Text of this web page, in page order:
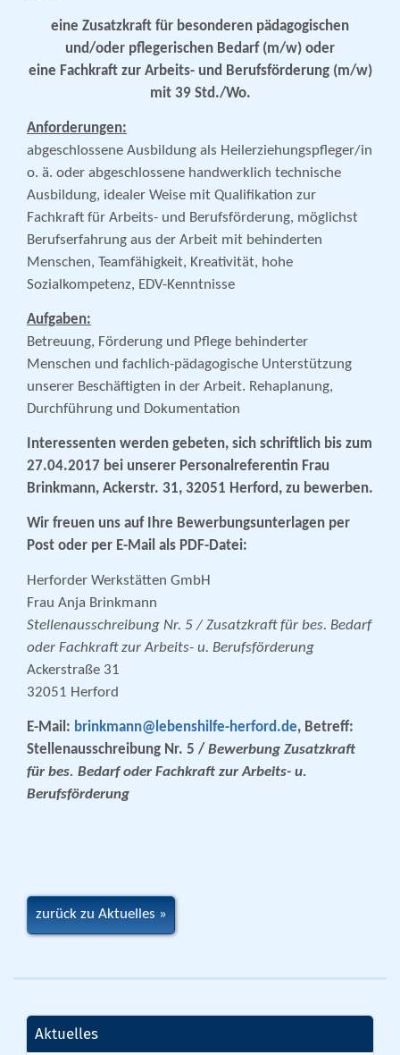
eine Zusatzkraft für besonderen pädagogischen
und/oder pflegerischen Bedarf (m/w) oder
eine Fachkraft zur Arbeits- und Berufsförderung (m/w)
mit 39 Std./Wo.
Anforderungen:
abgeschlossene Ausbildung als Heilerziehungspfleger/in
o. ä. oder abgeschlossene handwerklich technische
Ausbildung, idealer Weise mit Qualifikation zur
Fachkraft für Arbeits- und Berufsförderung, möglichst
Berufserfahrung aus der Arbeit mit behinderten
Menschen, Teamfähigkeit, Kreativität, hohe
Sozialkompetenz, EDV-Kenntnisse
Aufgaben:
Betreuung, Förderung und Pflege behinderter
Menschen und fachlich-pädagogische Unterstützung
unserer Beschäftigten in der Arbeit. Rehaplanung,
Durchführung und Dokumentation
Interessenten werden gebeten, sich schriftlich bis zum
27.04.2017 bei unserer Personalreferentin Frau
Brinkmann, Ackerstr. 31, 32051 Herford, zu bewerben.
Wir freuen uns auf Ihre Bewerbungsunterlagen per
Post oder per E-Mail als PDF-Datei:
Herforder Werkstätten GmbH
Frau Anja Brinkmann
Stellenausschreibung Nr. 5 / Zusatzkraft für bes. Bedarf
oder Fachkraft zur Arbeits- u. Berufsförderung
Ackerstraße 31
32051 Herford
E-Mail: brinkmann@lebenshilfe-herford.de, Betreff:
Stellenausschreibung Nr. 5 / Bewerbung Zusatzkraft
für bes. Bedarf oder Fachkraft zur Arbeits- u.
Berufsförderung
zurück zu Aktuelles
Aktuelles